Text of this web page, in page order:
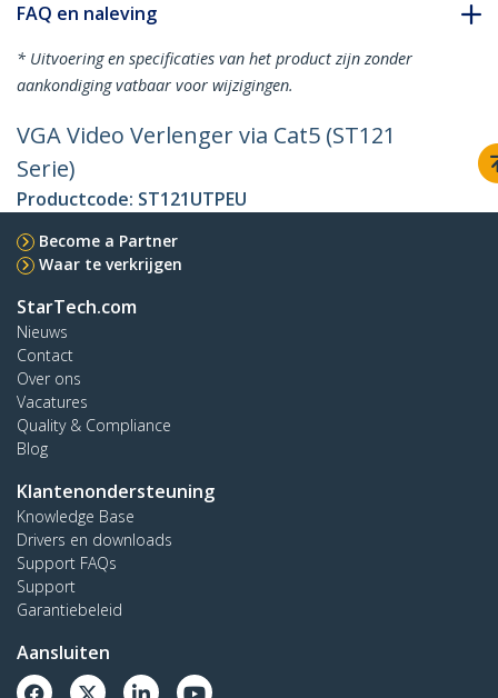
FAQ en naleving
* Uitvoering en specificaties van het product zijn zonder
aankondiging vatbaar voor wijzigingen.
VGA Video Verlenger via Cat5 (ST121
Serie)
Productcode: ST121UTPEU
Become a Partner
Waar te verkrijgen
StarTech.com
Nieuws
Contact
Over ons
Vacatures
Quality & Compliance
Blog
Klantenondersteuning
Knowledge Base
Drivers en downloads
Support FAQs
Support
Garantiebeleid
Aansluiten